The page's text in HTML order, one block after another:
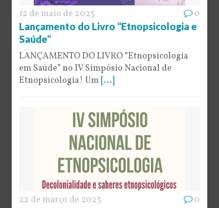
12 de maio de 2023 0
Lançamento do Livro “Etnopsicologia e
Saúde”
LANÇAMENTO DO LIVRO “Etnopsicologia
em Saúde” no IV Simpósio Nacional de
Etnopsicologia! Um [...]
22 de março de 2023 0